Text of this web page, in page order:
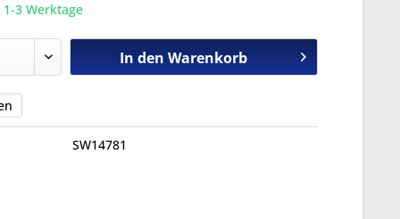
3 Werktage
In den Warenkorb
SW14781